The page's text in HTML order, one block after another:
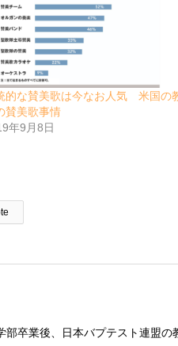
的な賛美歌は今なお人気 米国の
賛美歌事情
年9月8日
部卒業後、日本バプテスト連盟